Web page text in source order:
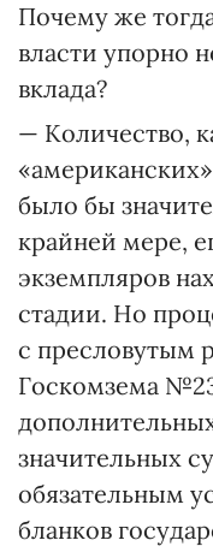
Почему же
власти упорно
вклада?
— Количество,
было бы
крайней мере,
экземпляров
стадии. Но
с пресловутым
Госкомзема
значительных
обязательным
бланков